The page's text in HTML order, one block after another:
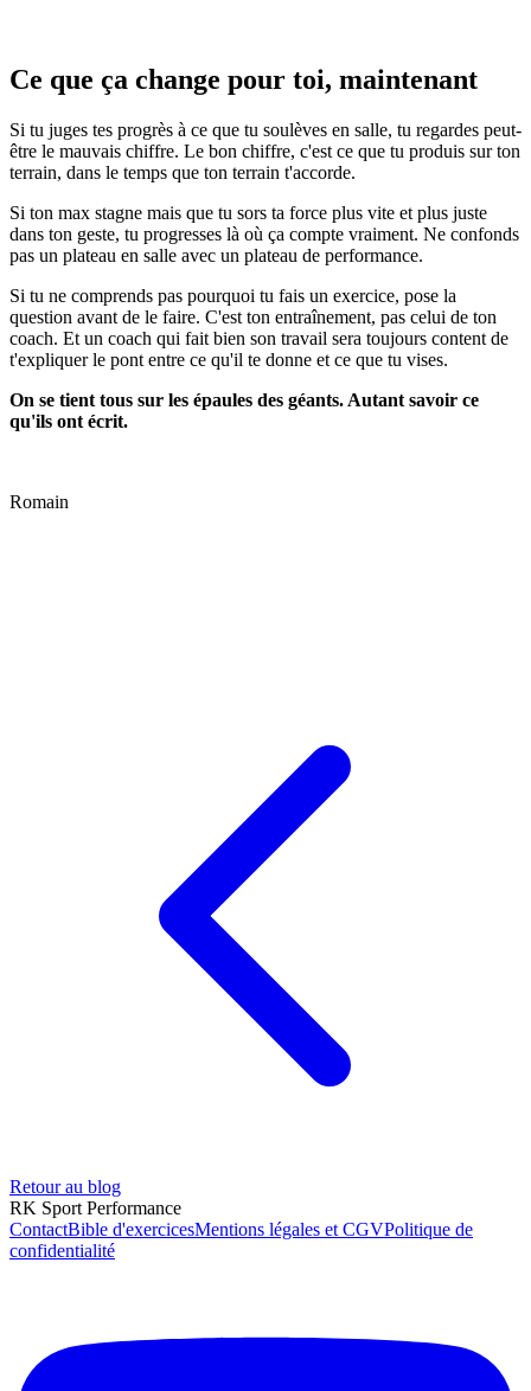
Ce que ça change pour toi, maintenant
Si tu juges tes progrès à ce que tu soulèves en salle, tu regardes peut-
être le mauvais chiffre. Le bon chiffre, c'est ce que tu produis sur ton
terrain, dans le temps que ton terrain t'accorde.
Si ton max stagne mais que tu sors ta force plus vite et plus juste
dans ton geste, tu progresses là où ça compte vraiment. Ne confonds
pas un plateau en salle avec un plateau de performance.
Si tu ne comprends pas pourquoi tu fais un exercice, pose la
question avant de le faire. C'est ton entraînement, pas celui de ton
coach. Et un coach qui fait bien son travail sera toujours content de
t'expliquer le pont entre ce qu'il te donne et ce que tu vises.
On se tient tous sur les épaules des géants. Autant savoir ce
qu'ils ont écrit.
Romain
Retour au blog
RK Sport Performance
ContactBible d'exercicesMentions légales et CGVPolitique de
confidentialité